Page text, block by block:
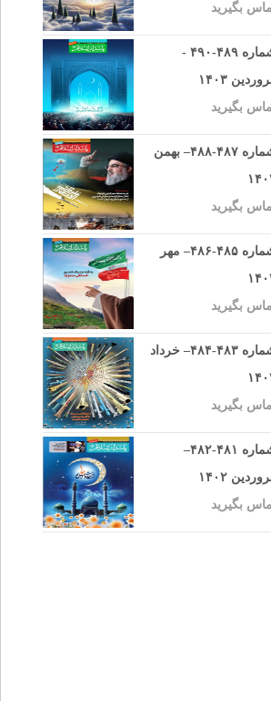
بگیرید
شماره ۴۸۹-۴۹۰ -
۱۴۰۳
بگیرید
شماره ۴۸۷-۴۸۸– بهمن
بگیرید
شماره ۴۸۵-۴۸۶– مهر
بگیرید
شماره ۴۸۳-۴۸۴– خرداد
بگیرید
شماره ۴۸۱-۴۸۲–
۱۴۰۲
بگیرید